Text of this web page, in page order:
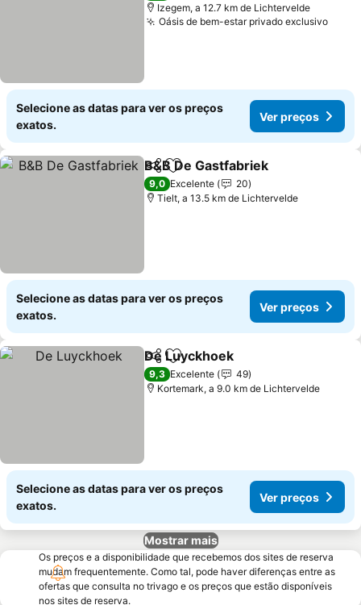
Izegem, a 12.7 km de Lichtervelde
Oásis de bem-estar privado exclusivoVer
Selecione as datas para ver os preços
exatos.
Ver preços
PartilharAdicionar aos favoritos
B&B De Gastfabriek
9,0 Excelente
20
Tielt, a 13.5 km de Lichtervelde
Selecione as datas para ver os preços
exatos.
Ver preços
PartilharAdicionar aos favoritos
De Luyckhoek
9,3 Excelente
49
Kortemark, a 9.0 km de Lichtervelde
Selecione as datas para ver os preços
exatos.
Ver preços
Mostrar mais
Os preços e a disponibilidade que recebemos dos sites de reserva
mudam frequentemente. Como tal, pode haver diferenças entre as
ofertas que consulta no trivago e os preços que estão disponíveis
nos sites de reserva.